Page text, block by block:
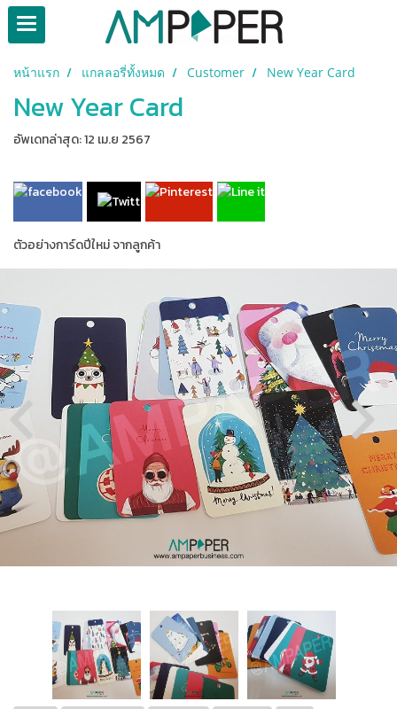
หน้าแรก แกลลอรี่ทั้งหมด Customer New Year Card
New Year Card
อัพเดทล่าสุด: 12 เม.ย 2567
ตัวอย่างการ์ดปีใหม่ จากลูกค้า